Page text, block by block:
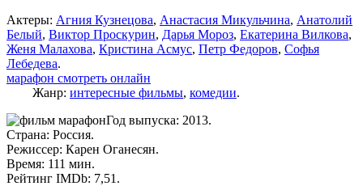
Актеры: Агния Кузнецова, Анастасия Микульчина, Анатолий
Белый, Виктор Проскурин, Дарья Мороз, Екатерина Вилкова,
Женя Малахова, Кристина Асмус, Петр Федоров, Софья
Лебедева.
марафон смотреть онлайн
Жанр: интересные фильмы, комедии.
Год выпуска: 2013.
Страна: Россия.
Режиссер: Карен Оганесян.
Время: 111 мин.
Рейтинг IMDb: 7,51.